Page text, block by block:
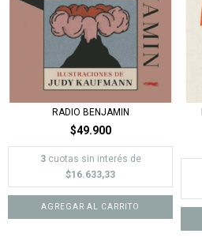
RADIO BENJAMIN
$49.900
3 cuotas sin interés de
$16.633,33